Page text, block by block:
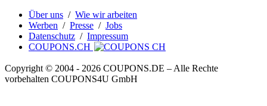
Über uns / Wie wir arbeiten
Werben / Presse / Jobs
Datenschutz / Impressum
COUPONS.CH
Copyright © 2004 ‐ 2026 COUPONS.DE – Alle Rechte
vorbehalten COUPONS4U GmbH